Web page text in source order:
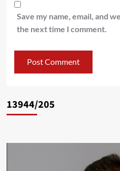
Save my name, email, and
the next time I comment.
13944/205